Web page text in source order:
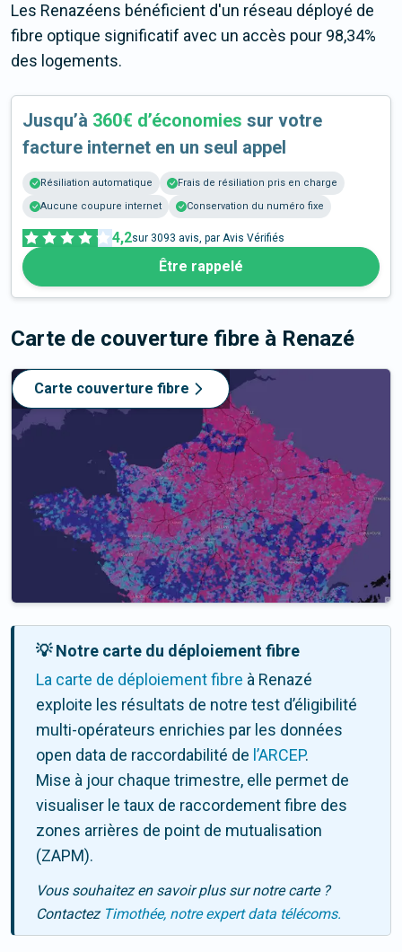
Les Renazéens bénéficient d'un réseau déployé de
fibre optique significatif avec un accès pour 98,34%
des logements.
Jusqu’à 360€ d’économies sur votre
facture internet en un seul appel
Résiliation automatique
Frais de résiliation pris en charge
Aucune coupure internet
Conservation du numéro fixe
4,2sur 3093 avis, par Avis Vérifiés
Être rappelé
Carte de couverture fibre à Renazé
Carte couverture fibre
💡 Notre carte du déploiement fibre
La carte de déploiement fibre à Renazé
exploite les résultats de notre test d’éligibilité
multi-opérateurs enrichies par les données
open data de raccordabilité de l’ARCEP.
Mise à jour chaque trimestre, elle permet de
visualiser le taux de raccordement fibre des
zones arrières de point de mutualisation
(ZAPM).
Vous souhaitez en savoir plus sur notre carte ?
Contactez Timothée, notre expert data télécoms.